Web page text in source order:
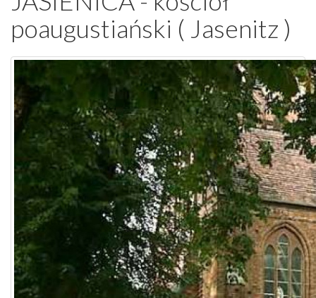
wpis
poaugustiański ( Jasenitz )